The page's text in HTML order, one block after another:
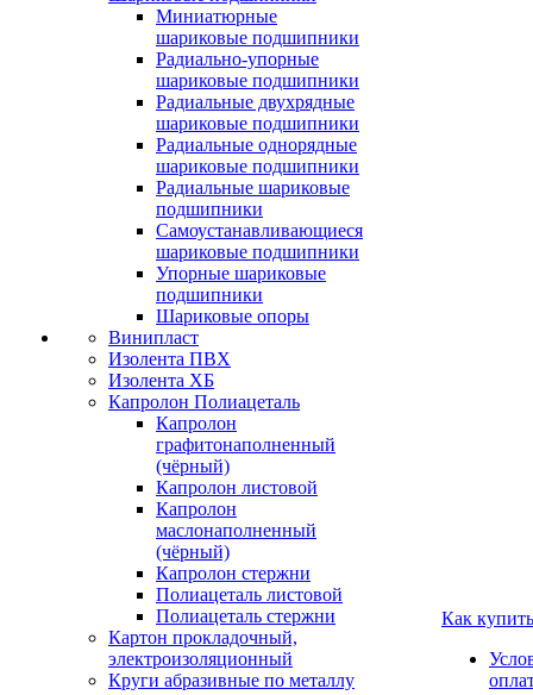
Миниатюрные
шариковые подшипники
Радиально-упорные
шариковые подшипники
Радиальные двухрядные
шариковые подшипники
Радиальные однорядные
шариковые подшипники
Радиальные шариковые
подшипники
Самоустанавливающиеся
шариковые подшипники
Упорные шариковые
подшипники
Шариковые опоры
Винипласт
Изолента ПВХ
Изолента ХБ
Капролон Полиацеталь
Капролон
графитонаполненный
(чёрный)
Капролон листовой
Капролон
маслонаполненный
(чёрный)
Капролон стержни
Полиацеталь листовой
Полиацеталь стержни
Картон прокладочный,
электроизоляционный
Круги абразивные по металлу
Как купить